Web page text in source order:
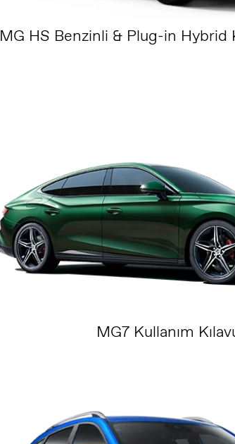
MG HS Benzinli & Plug-in Hybrid
MG7 Kullanım